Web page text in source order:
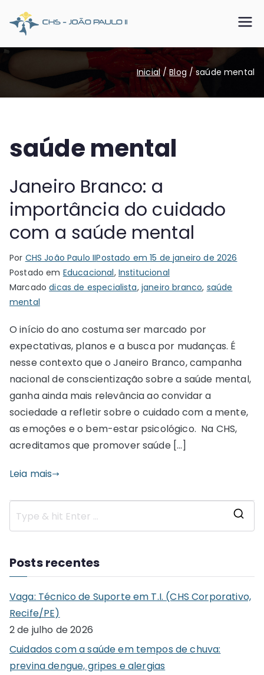
para
conteúdo
CHS João
Paulo II
Somos o SUS que dá certo
Inicial Blog saúde mental
saúde mental
Janeiro Branco: a
importância do cuidado
com a saúde mental
Por CHS João Paulo IIPostado em15 de janeiro de 2026
Postado em Educacional, Institucional
Marcadodicas de especialista, janeiro branco, saúde
mental
O início do ano costuma ser marcado por
expectativas, planos e a busca por mudanças. É
nesse contexto que o Janeiro Branco, campanha
nacional de conscientização sobre a saúde mental,
ganha ainda mais relevância ao convidar a
sociedade a refletir sobre o cuidado com a mente,
as emoções e o bem-estar psicológico. Na CHS,
acreditamos que promover saúde […]
Leia mais
Posts recentes
Vaga: Técnico de Suporte em T.I. (CHS Corporativo,
Recife/PE)
2 de julho de 2026
Cuidados com a saúde em tempos de chuva:
previna dengue, gripes e alergias